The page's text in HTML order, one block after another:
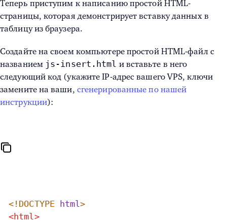
Теперь приступим к написанию простой HTML-
страницы, которая демонстрирует вставку данных в
таблицу из браузера.
Создайте на своем компьютере простой HTML-файл с
названием js-insert.html и вставьте в него
следующий код (укажите IP-адрес вашего VPS, ключи
замените на ваши, сгенерированные по нашей
инструкции):
<!DOCTYPE html>
<html >